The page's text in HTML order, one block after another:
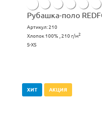
Рубашка-поло
Артикул:210
Хлопок 100% , 210 г/м2
S-XS
ХИТ АКЦИЯ